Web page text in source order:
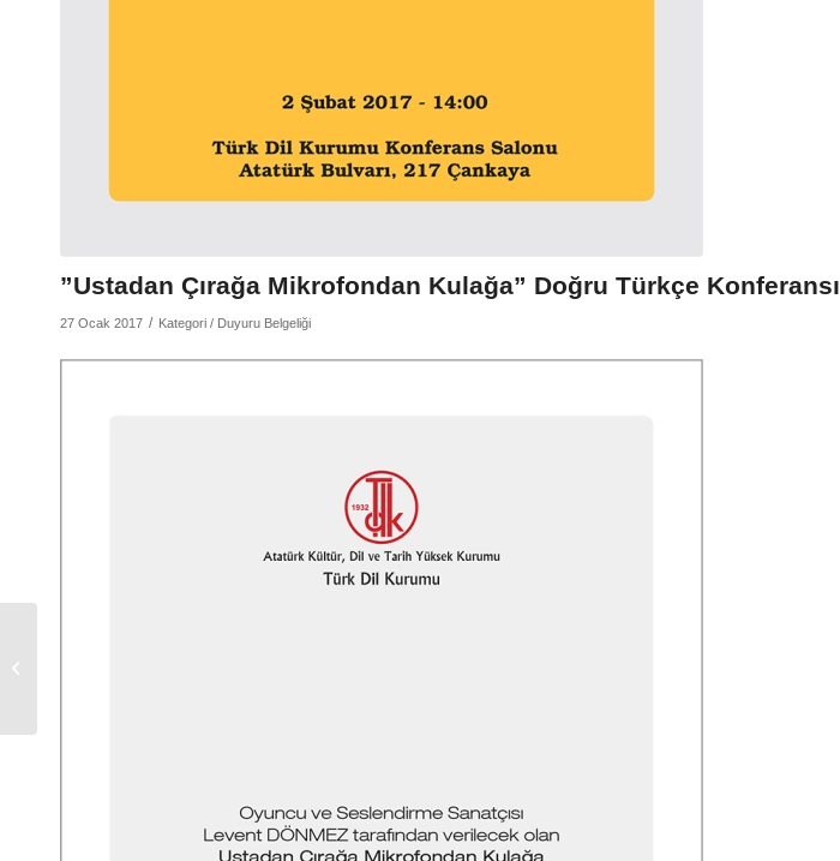
”Ustadan Çırağa Mikrofondan Kulağa” Doğru Türkçe Konferansı
27 Ocak 2017 / Kategori / Duyuru Belgeliği